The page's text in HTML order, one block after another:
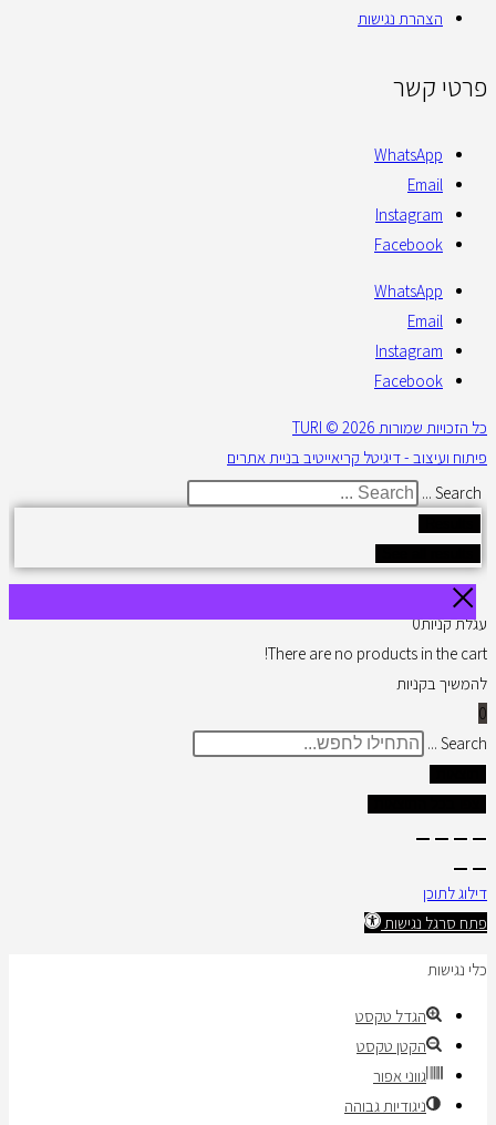
הצהרת נגישות
פרטי קשר
WhatsApp
Email
Instagram
Facebook
WhatsApp
Email
Instagram
Facebook
כל הזכויות שמורות 2026 © TURI
פיתוח ועיצוב - דיגיטל קריאייטיב בניית אתרים
Search ...
עגלת קניות0
There are no products in the cart!
להמשיך בקניות
0
Search ...
דילוג לתוכן
פתח סרגל נגישות
כלי נגישות
הגדל טקסט
הקטן טקסט
גווני אפור
ניגודיות גבוהה